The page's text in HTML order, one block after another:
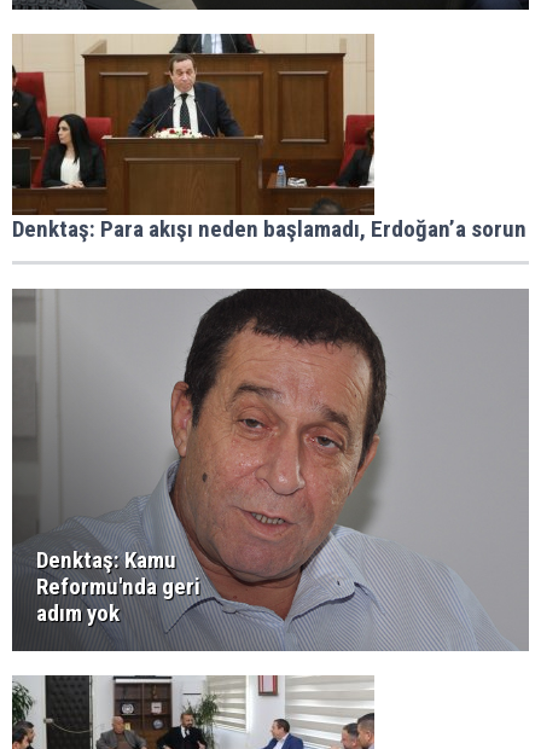
Denktaş: Para akışı neden başlamadı, Erdoğan’a sorun
Denktaş: Kamu
Reformu'nda geri
adım yok